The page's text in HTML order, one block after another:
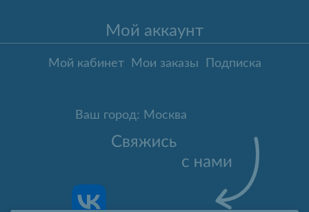
Мой аккаунт
Мой кабинет Мои заказы Подписка
Ваш город: Москва